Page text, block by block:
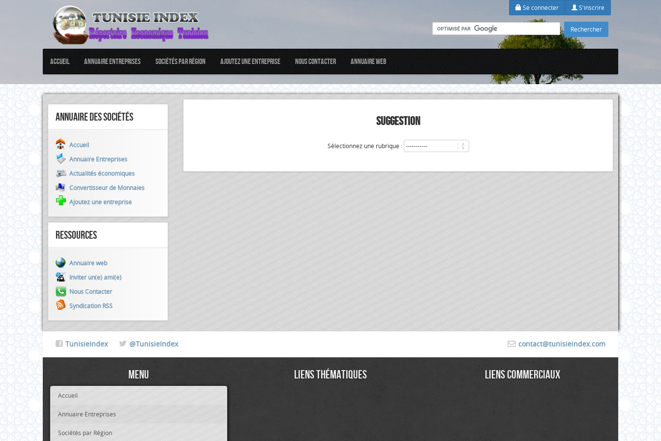
Se connecter S'inscrire
Accueil Annuaire Entreprises Sociétés par Région Ajoutez une entreprise Nous Contacter Annuaire web
Annuaire des sociétés
Accueil
Annuaire Entreprises
Actualités économiques
Convertisseur de Monnaies
Ajoutez une entreprise
Ressources
Annuaire web
Inviter un(e) ami(e)
Nous Contacter
Syndication RSS
SUGGESTION
Sélectionnez une rubrique :
contact@tunisieindex.com
TunisieIndex @TunisieIndex
Menu
Accueil
Annuaire Entreprises
Sociétés par Région
Liens thématiques Liens commerciaux